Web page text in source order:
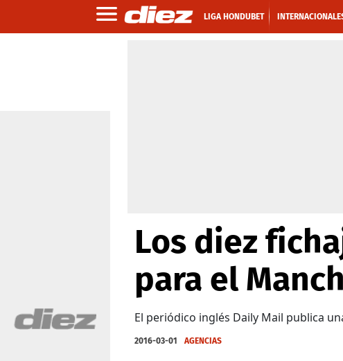
LIGA HONDUBET
Los diez
para el
El periódico inglés Daily Mail publica
2016-03-01 AGENCIAS